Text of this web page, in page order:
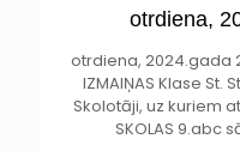
otrdiena,
otrdiena, 2024.gada
IZMAIŅAS Klase St.
Skolotāji, uz kuriem
SKOLAS 9.abc